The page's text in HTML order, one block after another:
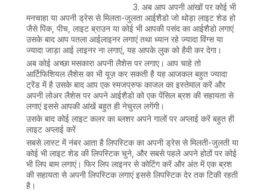
अब आप अपनी आंखों पर कोई भी
मनचाहा या अपनी ड्रेस से मिलता-जुलता आईशैडो जो थोड़ा लाइट शेड हो
जैसे पिंक, पीच, लाइट ब्राउन या कोई भी आपकी पसंद का आईशैडो लगाएं
उसके बाद आप पतला आईलाइनर लगाएं तथा ध्यान रहे ज्यादा विंग्स या
ज्यादा जाड़ा आई लाइनर ना लगाएं, यह आपके लुक को हैवी कर देगा।
अब कोई अच्छा मसकारा अपनी लैशेस पर लगाए। आप चाहे तो
आर्टिफिशियल लैशेस का भी यूज़ कर सकती है यह आजकल बहुत ज्यादा
ट्रेंड में है उसके बाद आप एक स्मजप्रुफ काजल का इस्तेमाल करें और
अपनी लोअर लैशेस पर अपने आईशैडो को एक पेंसिल ब्रश की सहायता से
लगाएं इससे आपकी आंखें बहुत ही नेचुरल लगेंगी।
उसके बाद कोई लाइट कलर का ब्लशर अपने गालों पर अप्लाई करें बहुत ही
लाइट अप्लाई करें
सबसे लास्ट में नंबर आता है लिपस्टिक का अपनी ड्रेस से मिलती-जुलती या
कोई भी लाइट शेड की लिपस्टिक चुने, और सबसे पहले अपने होठों पर कोई
भी लिप बाम लगाएं। फिर लिप लाइनर से कोटिंग करें और अंत में एक ब्रश
की सहायता से अपनी लिपस्टिक लगाएं इससे लिपस्टिक देर तक टिकी रहती
है।